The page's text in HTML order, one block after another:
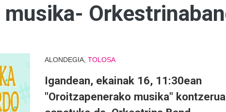
ALONDEGIA, TOLOSA
Igandean, ekainak 16, 11:30ean
"Oroitzapenerako musika" kontzerua